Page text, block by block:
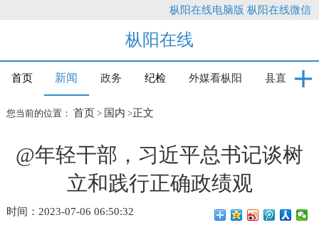
枞阳在线电脑版 枞阳在线微信
枞阳在线
首页 新闻 政务 纪检 外媒看枞阳 县直
您当前的位置： 首页 > 国内 >正文
@年轻干部，习近平总书记谈树
立和践行正确政绩观
时间：2023-07-06 06:50:32